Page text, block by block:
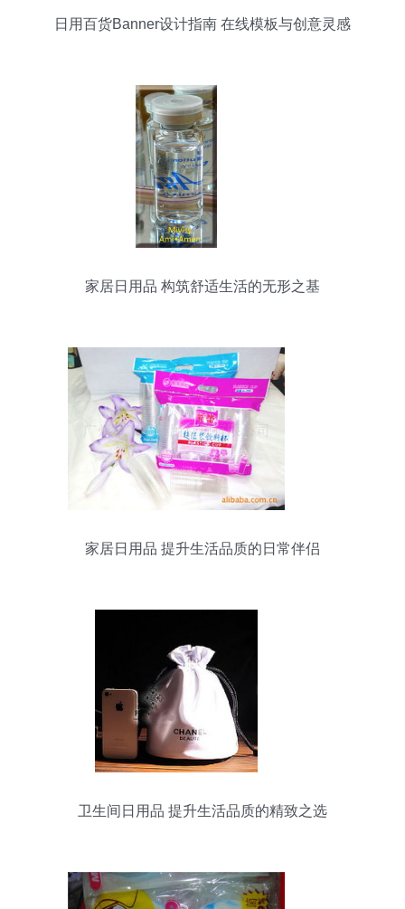
日用百货Banner设计指南 在线模板与创意灵感
家居日用品 构筑舒适生活的无形之基
家居日用品 提升生活品质的日常伴侣
卫生间日用品 提升生活品质的精致之选